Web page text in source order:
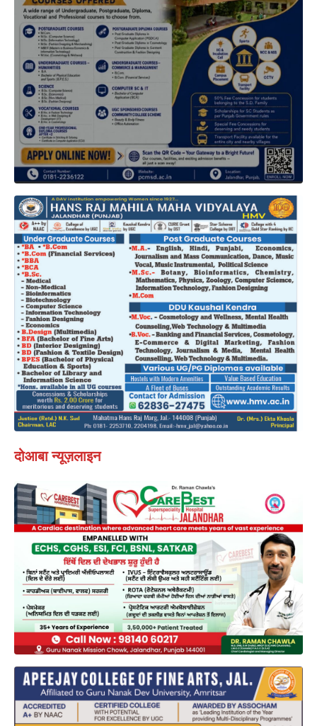
दोआबा न्यूज़लाइन